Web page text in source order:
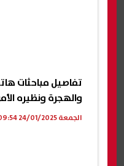
تفاصيل مباحثات
والهجرة ونظيره
الجمعة 24/01/2025 09:54 ص